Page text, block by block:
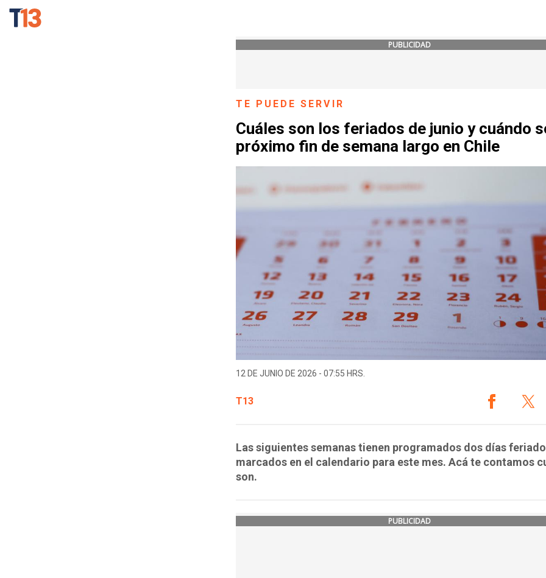
PUBLICIDAD
TE PUEDE SERVIR
Cuáles son los feriados de junio y cuándo
próximo fin de semana largo en Chile
12 DE JUNIO DE 2026 - 07:55 HRS.
T13
Las siguientes semanas tienen programados dos días
marcados en el calendario para este mes. Acá te contamos
son.
PUBLICIDAD